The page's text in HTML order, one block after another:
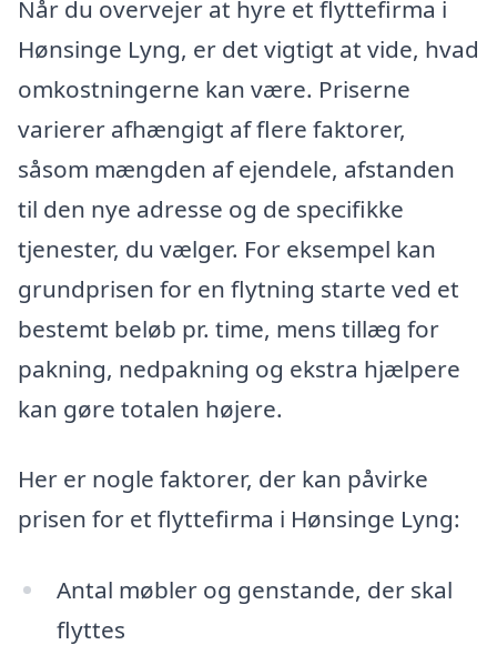
Når du overvejer at hyre et flyttefirma i
Hønsinge Lyng, er det vigtigt at vide, hvad
omkostningerne kan være. Priserne
varierer afhængigt af flere faktorer,
såsom mængden af ejendele, afstanden
til den nye adresse og de specifikke
tjenester, du vælger. For eksempel kan
grundprisen for en flytning starte ved et
bestemt beløb pr. time, mens tillæg for
pakning, nedpakning og ekstra hjælpere
kan gøre totalen højere.
Her er nogle faktorer, der kan påvirke
prisen for et flyttefirma i Hønsinge Lyng:
Antal møbler og genstande, der skal
flyttes